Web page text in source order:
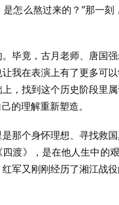
怎么熬过来的？”那一
毕竟，古月老师、唐国
我在表演上有了更多可
，找到这个历史阶段里
的理解重新塑造。
那个身怀理想、寻找救
渡》，是在他人生中的
军又刚刚经历了湘江战